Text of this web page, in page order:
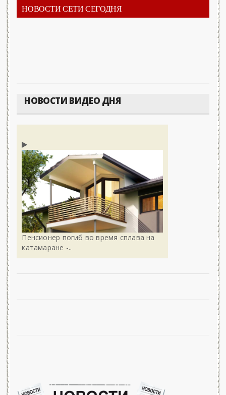
НОВОСТИ СЕТИ СЕГОДНЯ
НОВОСТИ ВИДЕО ДНЯ
Пенсионер погиб во время сплава на
катамаране -..